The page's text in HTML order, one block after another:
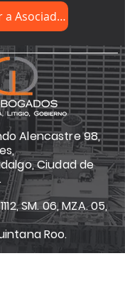
Regresar a Asociados
Alencastre 98,
Ciudad de
SM. 06, MZA. 05,
Roo.